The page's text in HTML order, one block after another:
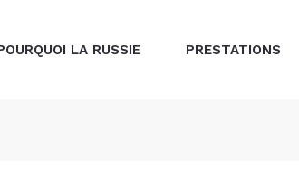
LA RUSSIE PRESTATIONS